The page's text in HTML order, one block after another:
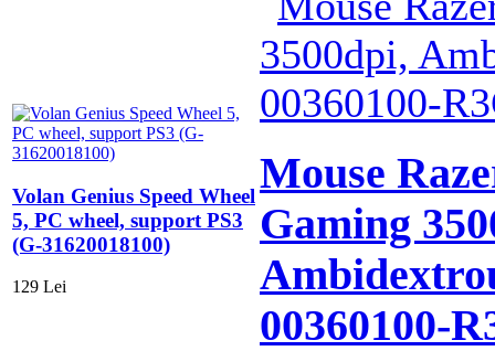
Volan Genius Speed Wheel
5, PC wheel, support PS3
(G-31620018100)
129 Lei
Mouse
Gaming
00360100-